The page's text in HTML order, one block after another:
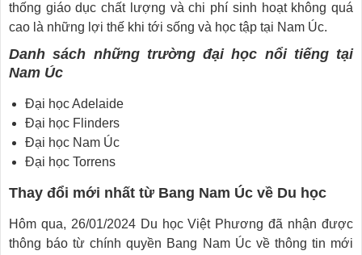
thống giáo dục chất lượng và chi phí sinh hoạt không quá
cao là những lợi thế khi tới sống và học tập tại Nam Úc.
Danh sách những trường đại học nổi tiếng tại
Nam Úc
Đại học Adelaide
Đại học Flinders
Đại học Nam Úc
Đại học Torrens
Thay đổi mới nhất từ Bang Nam Úc về Du học
Hôm qua, 26/01/2024 Du học Việt Phương đã nhận được
thông báo từ chính quyền Bang Nam Úc về thông tin mới